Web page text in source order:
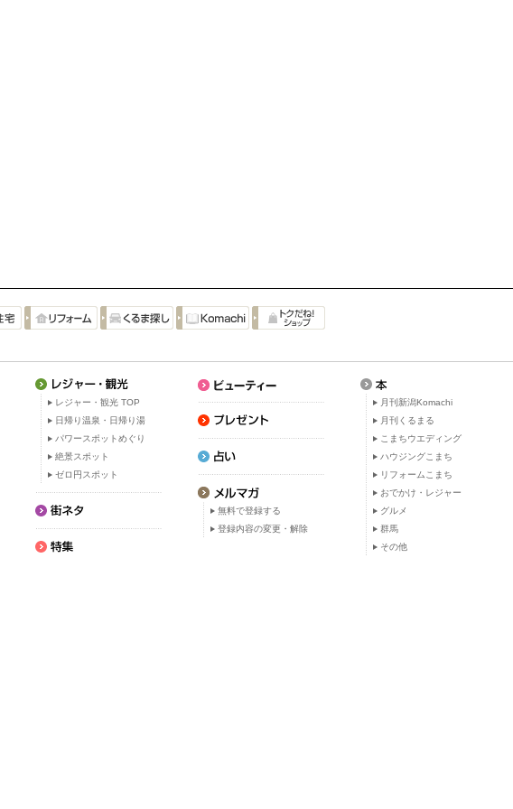
レジャー・観光 TOP
日帰り温泉・日帰り湯
パワースポットめぐり
絶景スポット
ゼロ円スポット
無料で登録する
登録内容の変更・解除
月刊新潟Komachi
月刊くるまる
こまちウエディング
ハウジングこまち
リフォームこまち
おでかけ・レジャー
グルメ
群馬
その他